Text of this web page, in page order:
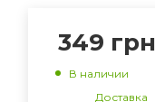
349 грн
В наличии
Доставка